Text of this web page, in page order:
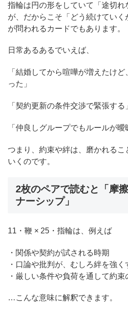
指輪は円の形をしていて「途切
が、だからこそ「どう続けていく
が問われるカードでもあります。
日常あるあるでいえば、
「結婚してから喧嘩が増えたけ
った」
「契約更新の条件交渉で緊張する
「仲良しグループでもルールが曖
つまり、約束や絆は、磨かれるこ
いくのです。
2枚のペアで読むと「摩
ナーシップ」
11・鞭 × 25・指輪は、例えば
・関係や契約が試される時期
・口論や批判が、むしろ絆を強く
・厳しい条件や負荷を通して約束
…こんな意味に解釈できます。